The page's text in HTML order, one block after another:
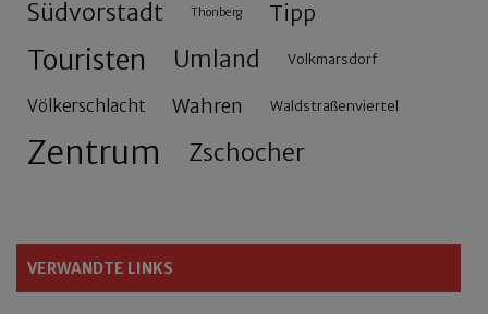
Südvorstadt Thonberg Tipp
Touristen Umland Volkmarsdorf
Völkerschlacht Wahren Waldstraßenviertel
Zentrum Zschocher
VERWANDTE LINKS